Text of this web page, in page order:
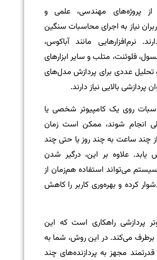
پروژه‌های مهندسی، علمی و
نیاز به اجرای محاسبات سنگین
نرم‌افزارهایی مانند آباکوس،
فلوئنت، متلب و سایر ابزارهای
عددی برای پردازش مدل‌های
پردازشی بالایی نیاز دارند.
روی یک کامپیوتر شخصی یا
انجام شوند، ممکن است زمان
چند ساعت به چند روز یا حتی چند
یابد. علاوه بر این، درگیر شدن
می‌تواند استفاده هم‌زمان از
کرده و بهره‌وری کاربر را کاهش
پردازشی راهکاری است که این
می‌کند. در این روش، شما به
مجهز به پردازنده‌های چند